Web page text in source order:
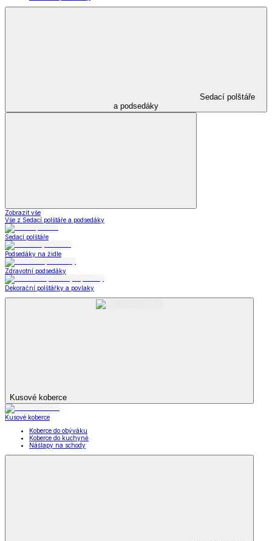
Sedací polštáře
a podsedáky
Zobrazit vše
Vše z Sedací polštáře a podsedáky
Sedací polštáře
Podsedáky na židle
Zdravotní podsedáky
Dekorační polštářky a povlaky
Kusové koberce
Kusové koberce
Koberce do obýváku
Koberce do kuchyně
Nášlapy na schody